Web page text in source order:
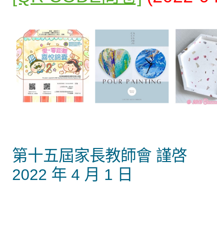
第十五屆家長教師會 謹啓
2022 年 4 月 1 日